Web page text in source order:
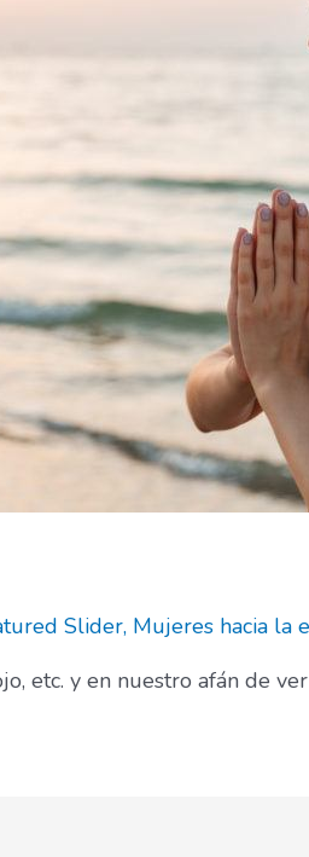
Slider, Mujeres hacia la
etc. y en nuestro afán de